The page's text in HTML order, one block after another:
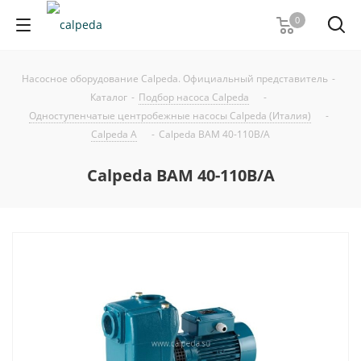
0
Насосное оборудование Calpeda. Официальный представитель -
Каталог - Подбор насоса Calpeda
-
Одноступенчатые центробежные насосы Calpeda (Италия)
-
Calpeda A
- Calpeda BAM 40-110B/A
Calpeda BAM 40-110B/A